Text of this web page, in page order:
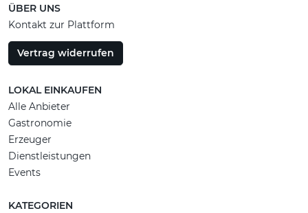
ÜBER UNS
Kontakt zur Plattform
Vertrag widerrufen
LOKAL EINKAUFEN
Alle Anbieter
Gastronomie
Erzeuger
Dienstleistungen
Events
KATEGORIEN